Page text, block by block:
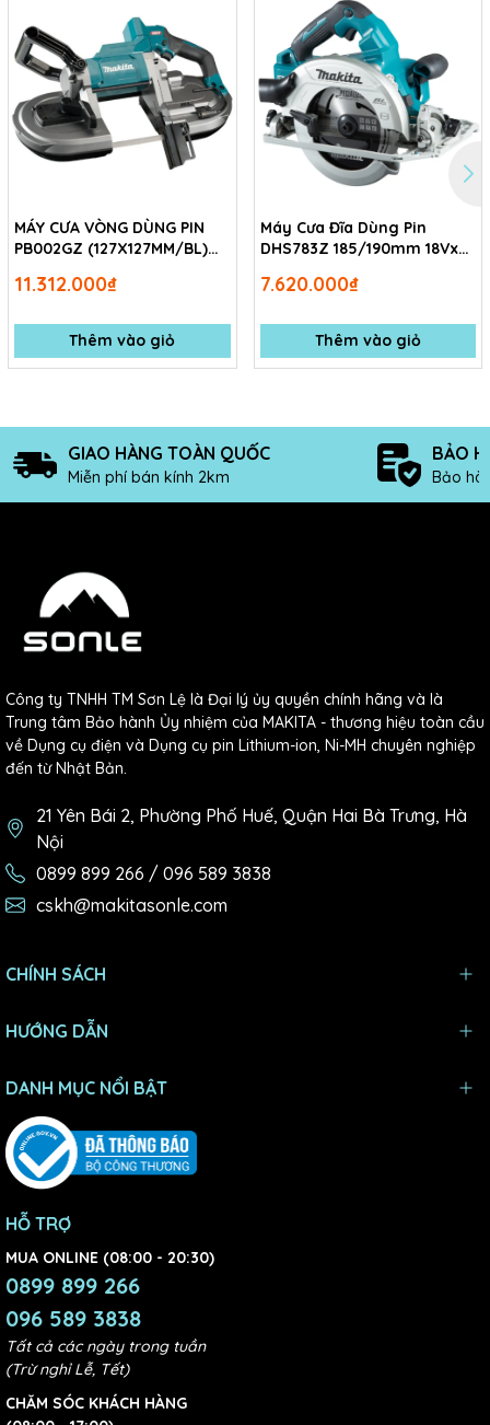
MÁY CƯA VÒNG DÙNG PIN
PB002GZ (127X127MM/BL)
sạc
11.312.000₫
Thêm vào giỏ
Máy Cưa Đĩa Dùng Pin
DHS783Z 185/190mm 18Vx2
7.620.000₫
Thêm vào giỏ
GIAO HÀNG TOÀN QUỐC
Miễn phí bán kính 2km
BẢO
Bảo
Công ty TNHH TM Sơn Lệ là Đại lý ủy quyền chính hãng và là
Trung tâm Bảo hành Ủy nhiệm của MAKITA - thương hiệu toàn cầu
về Dụng cụ điện và Dụng cụ pin Lithium-ion, Ni-MH chuyên nghiệp
đến từ Nhật Bản.
21 Yên Bái 2, Phường Phố Huế, Quận Hai Bà Trưng, Hà
Nội
0899 899 266 / 096 589 3838
cskh@makitasonle.com
CHÍNH SÁCH
HƯỚNG DẪN
DANH MỤC NỔI BẬT
HỖ TRỢ
MUA ONLINE (08:00 - 20:30)
0899 899 266
096 589 3838
Tất cả các ngày trong tuần
(Trừ nghỉ Lễ, Tết)
CHĂM SÓC KHÁCH HÀNG